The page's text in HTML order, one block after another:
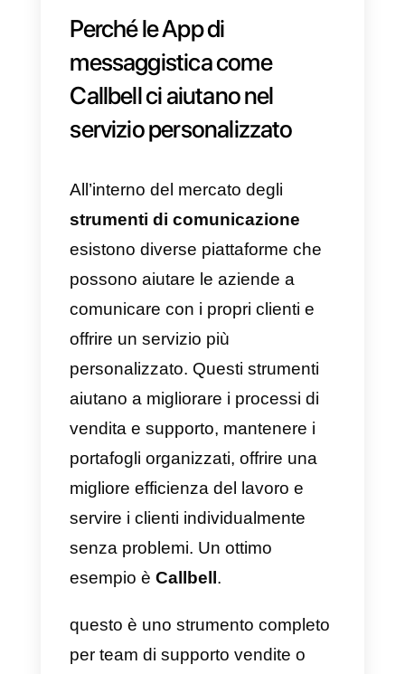
possibilità di scrivere i nomi dei
clienti sui bicchieri e il trattamento
particolarmente avvolgente e
amichevole ha fatto la differenza
soddisfazione della clientela.
I limiti dei chatbot e
dell’automatizzazione nel
servizio personalizzato
Come detto in precedenza, il
servizio personalizzato si
presenta come un’ottima
loro un ambiente confortevole e
Un cliente servito in modo